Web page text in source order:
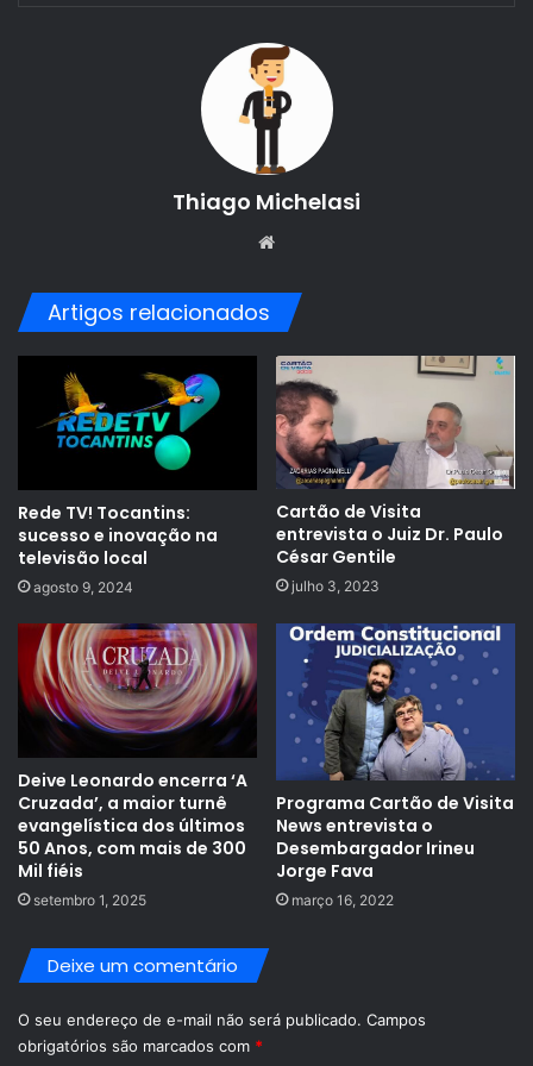
Thiago Michelasi
Artigos relacionados
Rede TV! Tocantins:
sucesso e inovação na
televisão local
agosto 9, 2024
Cartão de Visita
entrevista o Juiz Dr. Paulo
César Gentile
julho 3, 2023
Deive Leonardo encerra ‘A
Cruzada’, a maior turnê
evangelística dos últimos
50 Anos, com mais de 300
Mil fiéis
setembro 1, 2025
Programa Cartão de Visita
News entrevista o
Desembargador Irineu
Jorge Fava
março 16, 2022
Deixe um comentário
O seu endereço de e-mail não será publicado. Campos
obrigatórios são marcados com *